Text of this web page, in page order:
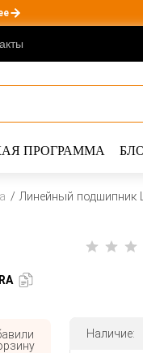
ПРОГРАММА
Линейный подшипник
Наличие: